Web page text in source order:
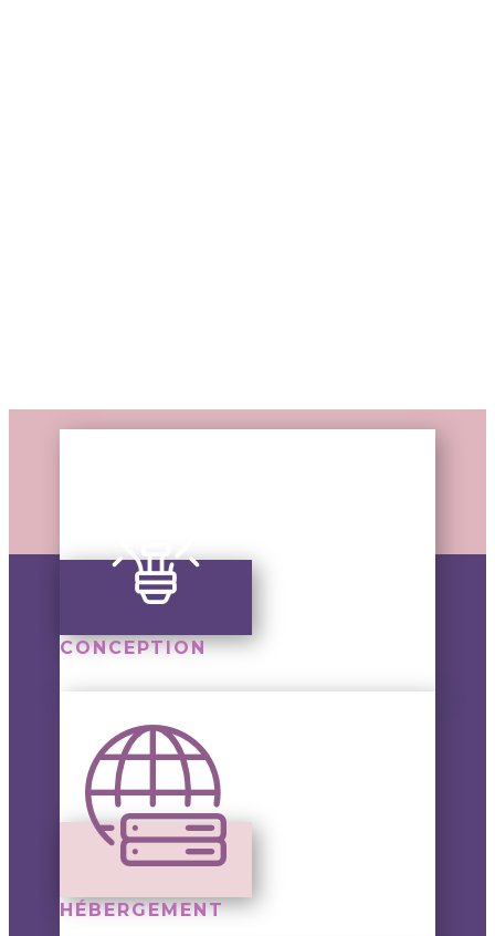
CONCEPTION
HÉBERGEMENT